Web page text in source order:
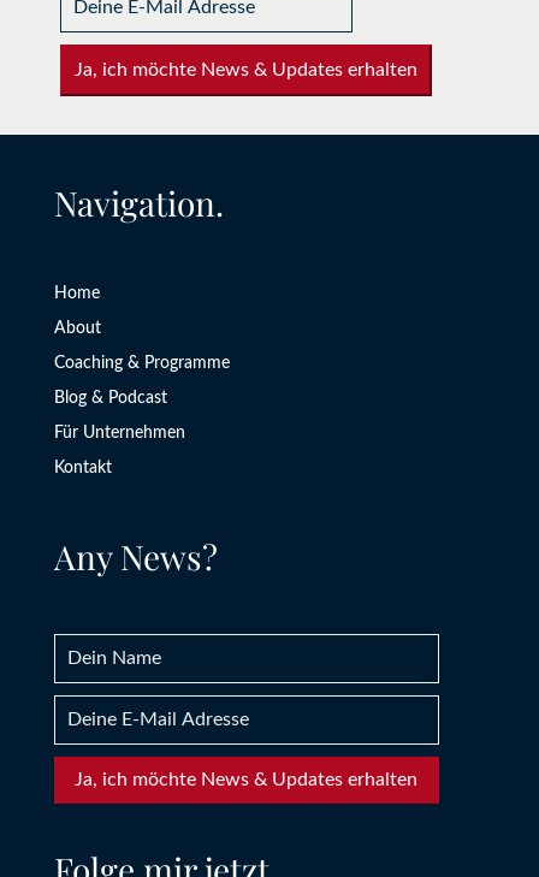
Ja, ich möchte News & Updates erhalten
Navigation.
Home
About
Coaching & Programme
Blog & Podcast
Für Unternehmen
Kontakt
Any News?
Ja, ich möchte News & Updates erhalten